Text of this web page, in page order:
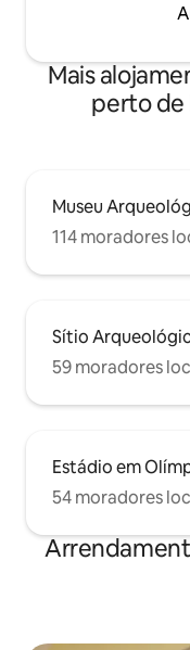
Mais
perto de
Museu
114 moradores
Sítio
59 moradores
Estádio em
54 moradores